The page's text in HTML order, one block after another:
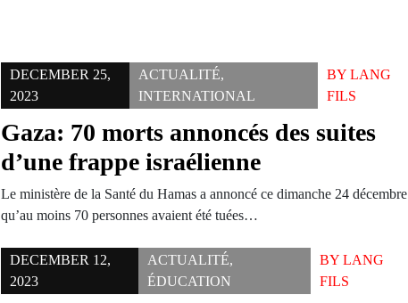
DECEMBER 25,
2023
ACTUALITÉ,
INTERNATIONAL
BY LANG
FILS
Gaza: 70 morts annoncés des suites
d’une frappe israélienne
Le ministère de la Santé du Hamas a annoncé ce dimanche 24 décembre
qu’au moins 70 personnes avaient été tuées…
DECEMBER 12,
2023
ACTUALITÉ,
ÉDUCATION
BYLANG
FILS